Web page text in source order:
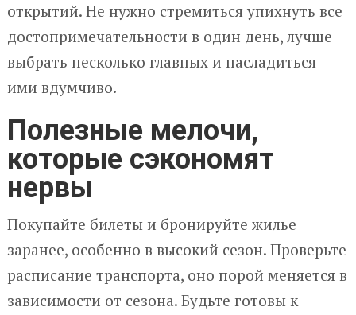
открытий. Не нужно стремиться упихнуть все
достопримечательности в один день, лучше
выбрать несколько главных и насладиться
ими вдумчиво.
Полезные мелочи,
которые сэкономят
нервы
Покупайте билеты и бронируйте жилье
заранее, особенно в высокий сезон. Проверьте
расписание транспорта, оно порой меняется в
зависимости от сезона. Будьте готовы к